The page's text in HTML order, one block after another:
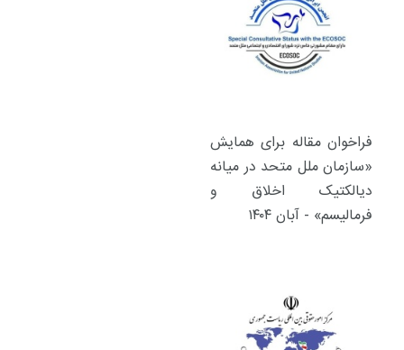
فراخوان مقاله برای همایش
«سازمان ملل متحد در میانه
دیالکتیک اخلاق و
فرمالیسم» - آبان ۱۴۰۴